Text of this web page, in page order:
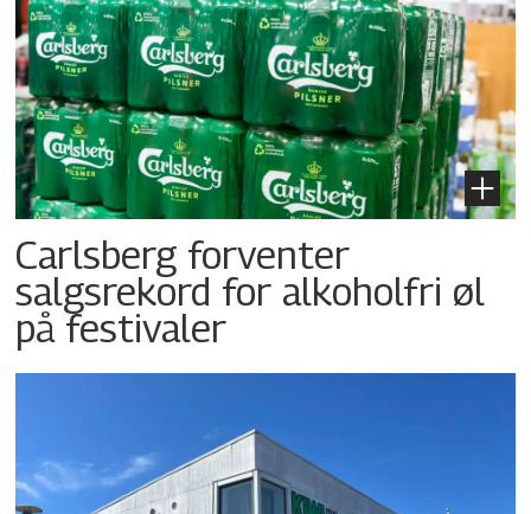
Carlsberg forventer
salgsrekord for alkoholfri øl
på festivaler